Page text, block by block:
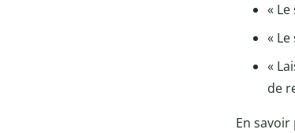
«
«
«
de
En savoir